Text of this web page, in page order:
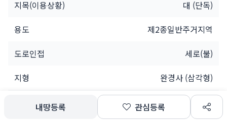
지목(이용상황) 대 (단독)
용도
제2종일반주거지역
도로인접
세로(불)
지형
완경사 (삼각형)
소유자 개인
공유인(1명)
내땅등록 관심등록